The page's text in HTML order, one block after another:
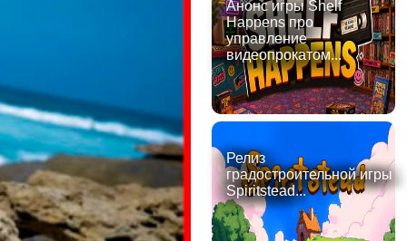
Анонс игры Shelf
Happens про
управление
видеопрокатом...
Релиз
градостроительной игры
Spiritstead...